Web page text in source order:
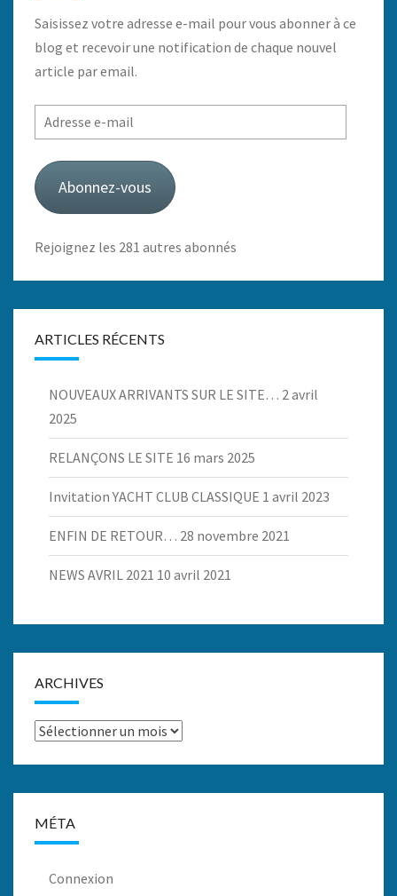
Saisissez votre adresse e-mail pour vous abonner à ce
blog et recevoir une notification de chaque nouvel
article par email.
Adresse
e-
mail
Abonnez-vous
Rejoignez les 281 autres abonnés
ARTICLES RÉCENTS
NOUVEAUX ARRIVANTS SUR LE SITE… 2 avril
2025
RELANÇONS LE SITE 16 mars 2025
Invitation YACHT CLUB CLASSIQUE 1 avril 2023
ENFIN DE RETOUR… 28 novembre 2021
NEWS AVRIL 2021 10 avril 2021
ARCHIVES
Archives
MÉTA
Connexion